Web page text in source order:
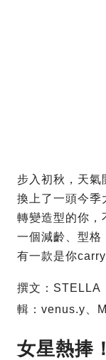
步入初秋，天氣
換上了一頭今季
轉變造型的你，
一個減齡、型格
有一款是你carry
撰文：STELLA
輯：venus.y、
女星熱捧